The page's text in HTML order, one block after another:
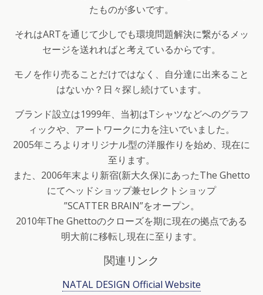
たものが多いです。
それはARTを通じて少しでも環境問題解決に繋がるメッ
セージを送れればと考えているからです。
モノを作り売ることだけではなく、自分達に出来ること
はないか？日々探し続けています。
ブランド設立は1999年、当初はTシャツなどへのグラフ
ィックや、アートワークに力を注いでいました。
2005年ころよりオリジナル型の洋服作りを始め、現在に
至ります。
また、2006年末より新宿(新大久保)にあったThe Ghetto
にてヘッドショップ兼セレクトショップ
”SCATTER BRAIN”をオープン。
2010年The Ghettoのクローズを期に現在の拠点である
明大前に移転し現在に至ります。
関連リンク
NATAL DESIGN Official Website